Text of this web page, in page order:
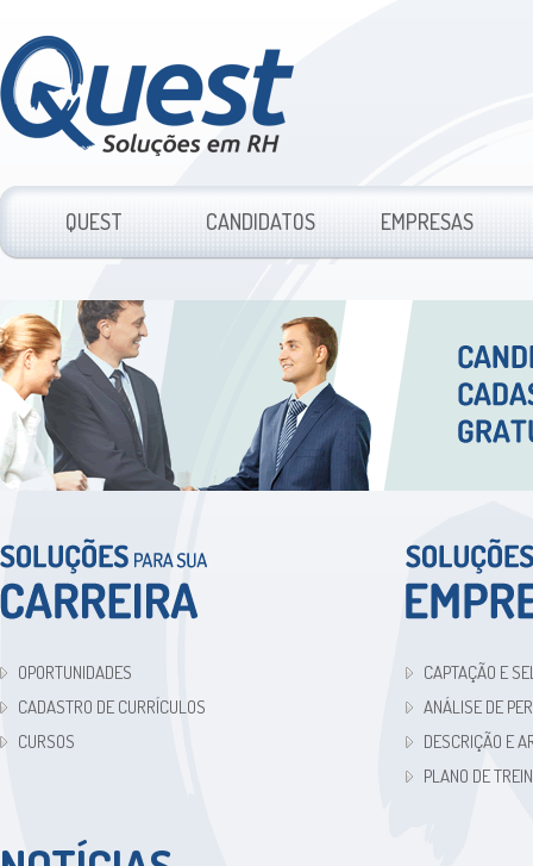
QUEST CANDIDATOS EMPRESAS
OPORTUNIDADES
CADASTRO DE CURRÍCULOS
CURSOS
CAPTAÇÃO E
ANÁLISE DE
DESCRIÇÃO E
PLANO DE